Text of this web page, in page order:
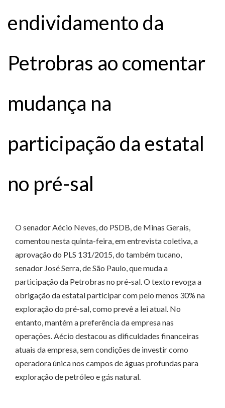
endividamento da
Petrobras ao comentar
mudança na
participação da estatal
no pré-sal
O senador Aécio Neves, do PSDB, de Minas Gerais,
comentou nesta quinta-feira, em entrevista coletiva, a
aprovação do PLS 131/2015, do também tucano,
senador José Serra, de São Paulo, que muda a
participação da Petrobras no pré-sal. O texto revoga a
obrigação da estatal participar com pelo menos 30% na
exploração do pré-sal, como prevê a lei atual. No
entanto, mantém a preferência da empresa nas
operações. Aécio destacou as dificuldades financeiras
atuais da empresa, sem condições de investir como
operadora única nos campos de águas profundas para
exploração de petróleo e gás natural.